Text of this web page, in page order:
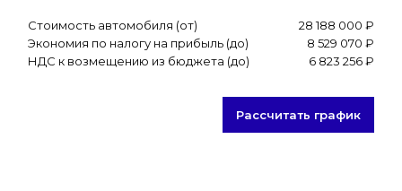
Стоимость автомобиля (от)
28 188 000 ₽
Экономия по налогу на прибыль (до)
8 529 070 ₽
НДС к возмещению из бюджета (до)
6 823 256 ₽
Рассчитать график